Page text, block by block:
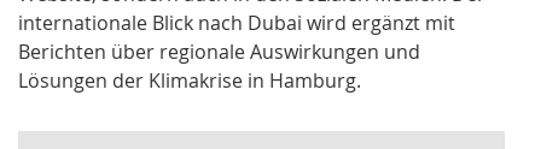
internationale Blick nach Dubai wird ergänzt mit
Berichten über regionale Auswirkungen und
Lösungen der Klimakrise in Hamburg.